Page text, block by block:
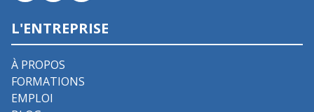
L'ENTREPRISE
À PROPOS
FORMATIONS
EMPLOI